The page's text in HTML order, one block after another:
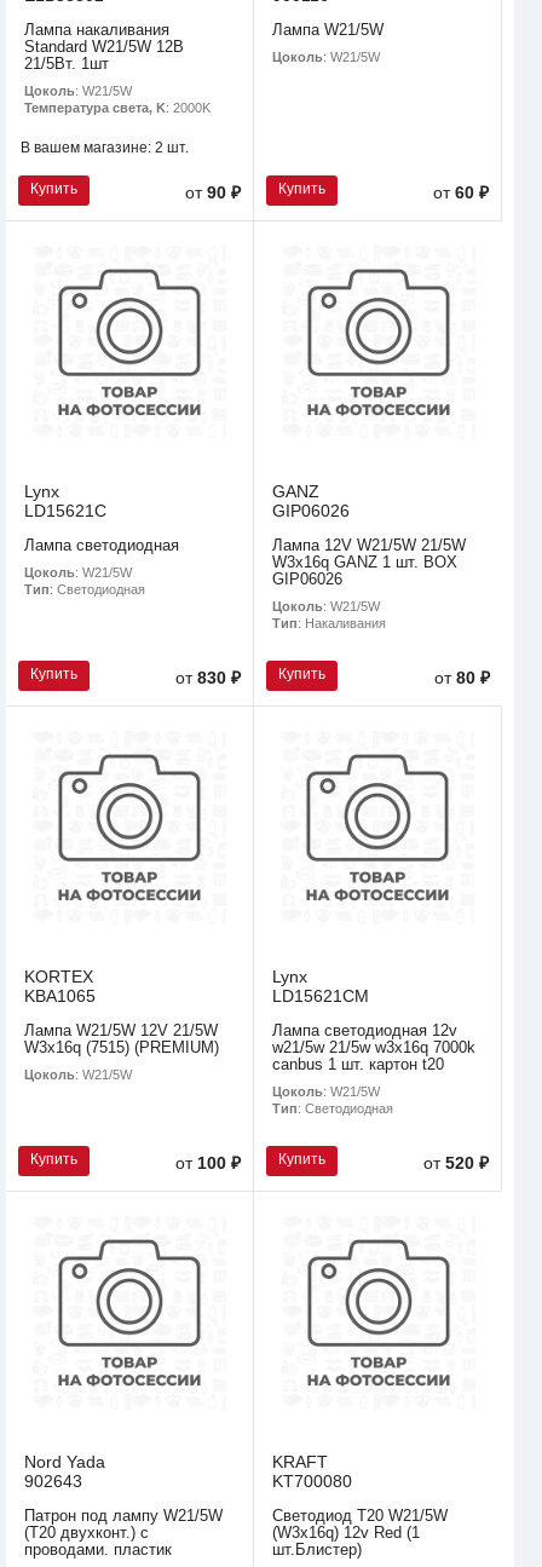
Лампа накаливания
Standard W21/5W 12В
21/5Вт. 1шт
Цоколь: W21/5W
Температура света, K: 2000K
В вашем магазине: 2 шт.
Купить от90 ₽
Лампа W21/5W
Цоколь: W21/5W
Купить от60 ₽
Lynx
LD15621C
Лампа светодиодная
Цоколь: W21/5W
Тип: Светодиодная
Купить от830 ₽
GANZ
GIP06026
Лампа 12V W21/5W 21/5W
W3x16q GANZ 1 шт. BOX
GIP06026
Цоколь: W21/5W
Тип: Накаливания
Купить от80 ₽
KORTEX
KBA1065
Лампа W21/5W 12V 21/5W
W3x16q (7515) (PREMIUM)
Цоколь: W21/5W
Купить от 100 ₽
Lynx
LD15621CM
Лампа светодиодная 12v
w21/5w 21/5w w3x16q 7000k
canbus 1 шт. картон t20
Цоколь: W21/5W
Тип: Светодиодная
Купить от520 ₽
Nord Yada
902643
Патрон под лампу W21/5W
(T20 двухконт.) с
проводами. пластик
KRAFT
KT700080
Светодиод T20 W21/5W
(W3x16q) 12v Red (1
шт.Блистер)